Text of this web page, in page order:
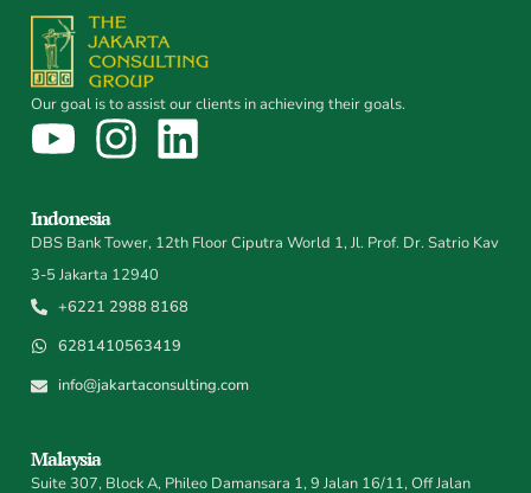
Our goal is to assist our clients in achieving their goals.
Indonesia
DBS Bank Tower, 12th Floor Ciputra World 1, Jl. Prof. Dr. Satrio Kav
3-5 Jakarta 12940
+6221 2988 8168
6281410563419
info@jakartaconsulting.com
Malaysia
Suite 307, Block A, Phileo Damansara 1, 9 Jalan 16/11, Off Jalan